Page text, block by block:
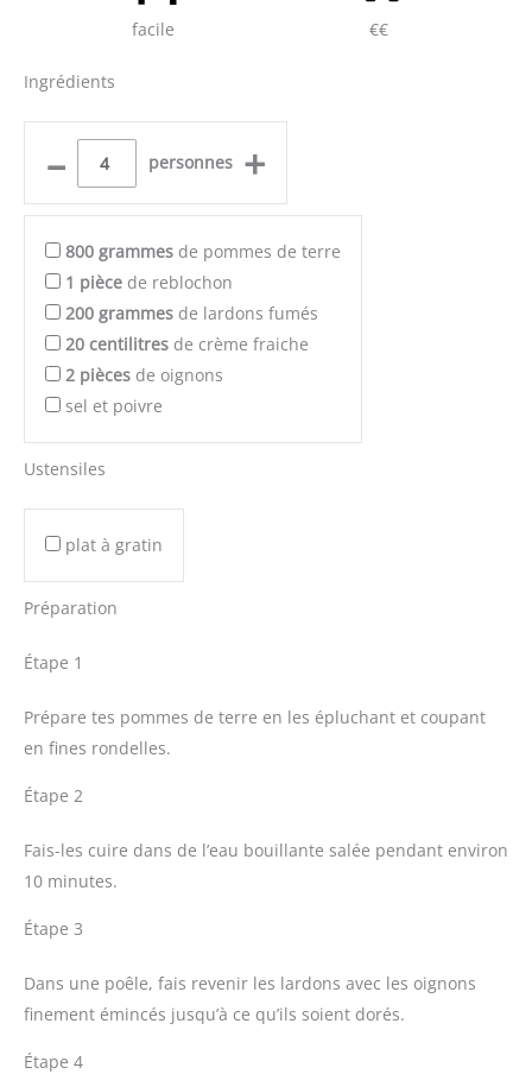
facile €€
Ingrédients
– personnes +
800 grammes de pommes de terre
1 pièce de reblochon
200 grammes de lardons fumés
20 centilitres de crème fraiche
2 pièces de oignons
sel et poivre
Ustensiles
plat à gratin
Préparation
Étape 1
Prépare tes pommes de terre en les épluchant et coupant
en fines rondelles.
Étape 2
Fais-les cuire dans de l’eau bouillante salée pendant environ
10 minutes.
Étape 3
Dans une poêle, fais revenir les lardons avec les oignons
finement émincés jusqu’à ce qu’ils soient dorés.
Étape 4